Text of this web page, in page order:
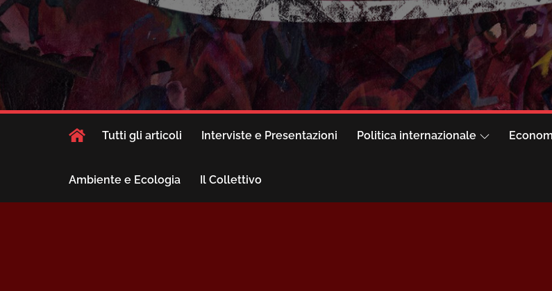
Tutti gli articoli Interviste e Presentazioni Politica internazionale
Ambiente e Ecologia Il Collettivo